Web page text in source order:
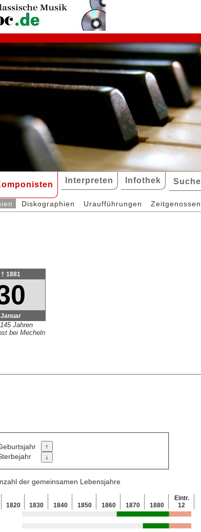
Interpreten Infothek Suche
Diskographien Uraufführungen Zeitgenossen
† 1881
Januar
Jahren
bei Mecheln
der gemeinsamen Lebensjahre
1820 1830 1840 1850 1860 1870 1880
Eintr.
12